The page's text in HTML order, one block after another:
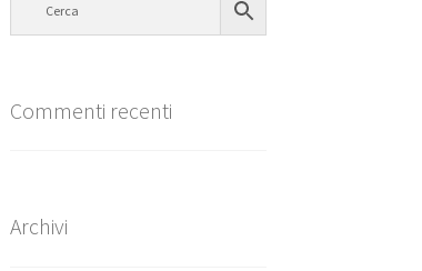
Commenti recenti
Archivi